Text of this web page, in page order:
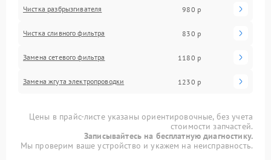
Чистка разбрызгивателя 980 р
Чистка сливного фильтра 830 р
Замена сетевого фильтра 1180 р
Замена жгута электропроводки 1230 р
Цены в прайс-листе указаны ориентировочные, без учета
стоимости запчастей.
Записывайтесь на бесплатную диагностику.
Мы проверим ваше устройство и укажем на неисправность.